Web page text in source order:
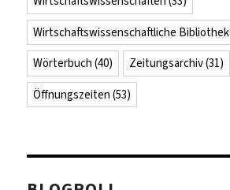
Wirtschaftswissenschaftliche Bibliothek
Wörterbuch (40) Zeitungsarchiv(31)
Öffnungszeiten (53)